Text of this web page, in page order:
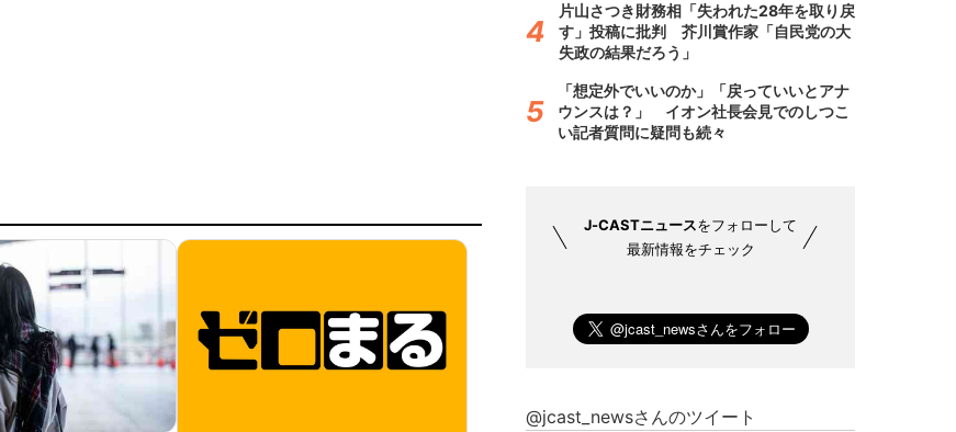
片山さつき財務相「失われた28年を取り戻
す」投稿に批判 芥川賞作家「自民党の大
失政の結果だろう」
「想定外でいいのか」「戻っていいとアナ
ウンスは？」 イオン社長会見でのしつこ
い記者質問に疑問も続々
J-CASTニュースをフォローして
最新情報をチェック
@jcast_newsさんのツイート